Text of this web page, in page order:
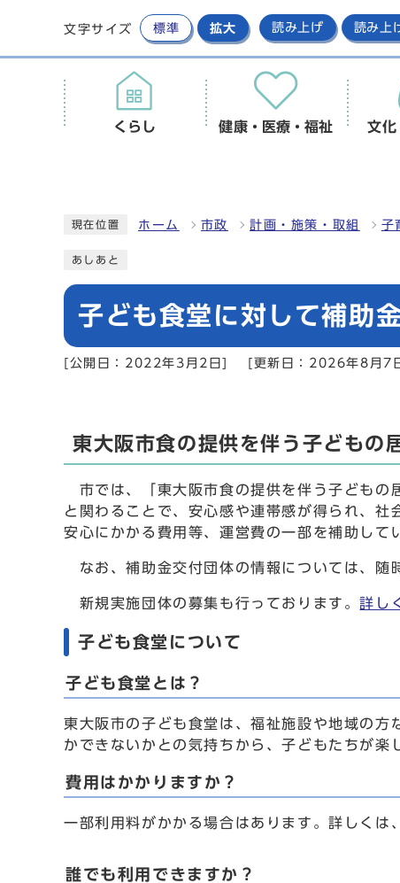
文字サイズ 標準 拡大 読み上げ 読み上
くらし 健康・医療・福祉
文化
現在位置 ホーム 市政 計画・施策・取組 子
あしあと
子ども食堂に対して補助
[公開日：2022年3月2日] [更新日：2026年8月7
東大阪市食の提供を伴う子どもの
市では、「東大阪市食の提供を伴う子どもの
と関わることで、安心感や連帯感が得られ、社
安心にかかる費用等、運営費の一部を補助して
なお、補助金交付団体の情報については、随
新規実施団体の募集も行っております。詳し
子ども食堂について
子ども食堂とは？
東大阪市の子ども食堂は、福祉施設や地域の
かできないかとの気持ちから、子どもたちが楽
費用はかかりますか？
一部利用料がかかる場合はあります。詳しくは
誰でも利用できますか？